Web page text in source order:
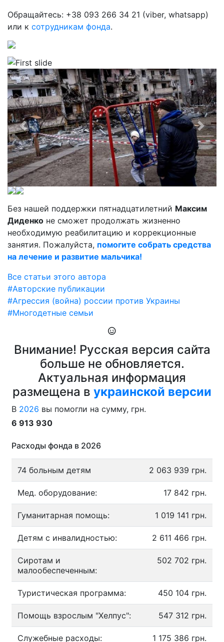
Обращайтесь: +38 093 266 34 21 (viber, whatsapp)
или к сотрудникам фонда.
Без нашей поддержки пятнадцатилетний Максим
Диденко не сможет продолжать жизненно
необходимую реабилитацию и коррекционные
занятия. Пожалуйста, помогите собрать средства
на лечение и развитие мальчика!
Все статьи этого автора
#Авторские публикации
#Агрессия (война) россии против Украины
#Многодетные семьи
Внимание! Русская версия сайта
больше не обновляется.
Актуальная информация
размещена в украинской версии
В 2026 вы помогли на сумму, грн.
6 913 930
Расходы фонда в 2026
74 больным детям 2 063 939 грн.
Мед. оборудование: 17 842 грн.
Гуманитарная помощь: 1 019 141 грн.
Детям с инвалидностью: 2 611 466 грн.
Сиротам и
малообеспеченным:
502 702 грн.
Туристическая программа: 450 104 грн.
Помощь взрослым "Хелпус": 547 312 грн.
Служебные расходы: 1 175 386 грн.